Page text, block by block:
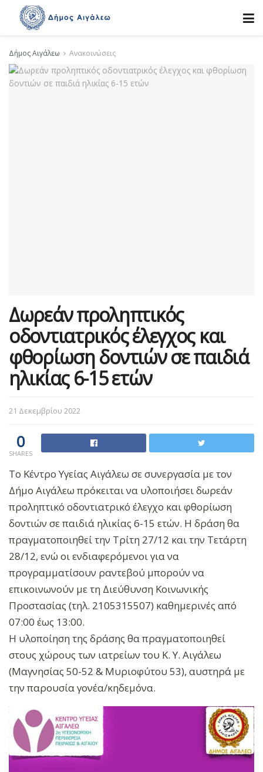
Δήμος Αιγάλεω Ανακοινώσεις
Δωρεάν προληπτικός
οδοντιατρικός έλεγχος και
φθορίωση δοντιών σε παιδιά
ηλικίας 6-15 ετών
21 Δεκεμβρίου 2022
0
SHARES
Το Κέντρο Υγείας Αιγάλεω σε συνεργασία με τον
Δήμο Αιγάλεω πρόκειται να υλοποιήσει δωρεάν
προληπτικό οδοντιατρικό έλεγχο και φθορίωση
δοντιών σε παιδιά ηλικίας 6-15 ετών. Η δράση θα
πραγματοποιηθεί την Τρίτη 27/12 και την Τετάρτη
28/12, ενώ οι ενδιαφερόμενοι για να
προγραμματίσουν ραντεβού μπορούν να
επικοινωνούν με τη Διεύθυνση Κοινωνικής
Προστασίας (τηλ. 2105315507) καθημερινές από
07:00 έως 13:00.
Η υλοποίηση της δράσης θα πραγματοποιηθεί
στους χώρους των ιατρείων του Κ. Υ. Αιγάλεω
(Μαγνησίας 50-52 & Μυριοφύτου 53), αυστηρά με
την παρουσία γονέα/κηδεμόνα.